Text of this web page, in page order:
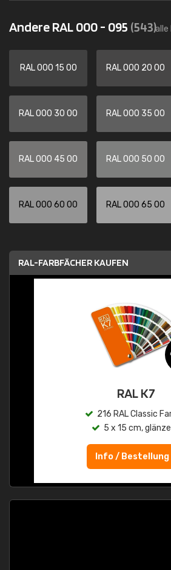
Andere RAL 000 - 095 (543)alle
RAL 000 15 00 RAL 000 20 00
RAL 000 30 00 RAL 000 35 00
RAL 000 45 00 RAL 000 50 00
RAL 000 60 00 RAL 000 65 00
RAL-FARBFÄCHER KAUFEN
RAL K7
216 RAL Classic
5 x 15 cm,
Info / Bestellung